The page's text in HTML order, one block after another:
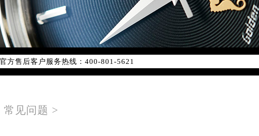
后服务网络优化升级公告
方售后客户服务热线：400-801-5621
中心最新网点地址：
号东方广场写字楼W3座6层602室（需提前预约）
号王府井东方广场W3座6层602室雷达售后服务中心（需提前预约）
常见问题 >